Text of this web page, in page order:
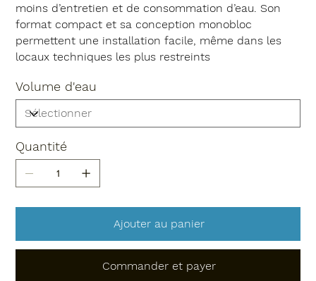
moins d’entretien et de consommation d’eau. Son
format compact et sa conception monobloc
permettent une installation facile, même dans les
locaux techniques les plus restreints
Volume d'eau
Quantité
Ajouter au panier
Commander et payer